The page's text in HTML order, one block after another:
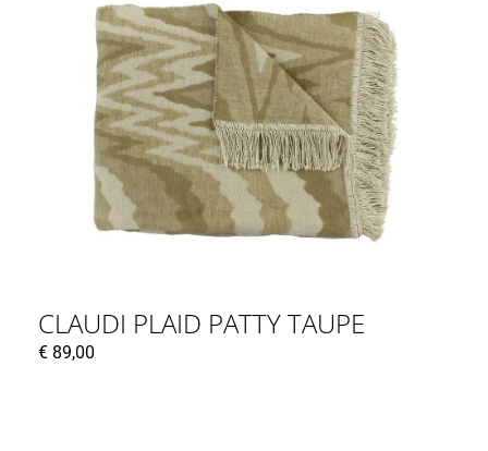
CLAUDI PLAID PATTY TAUPE
€ 89,00